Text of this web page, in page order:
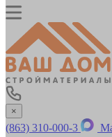
×
(863) 310-000-3